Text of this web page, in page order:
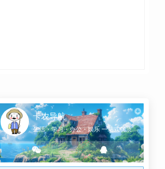
卡农导航
生活・学习・办公・娱乐 一站式优质网址导航